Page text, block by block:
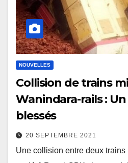
NOUVELLES
Collision de trains
Wanindara-rails :
blessés
20 SEPTEMBRE 2021
Une collision entre deux